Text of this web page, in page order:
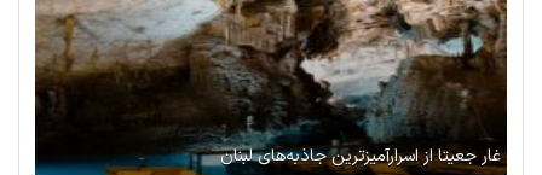
غار جعیتا از اسرارآمیزترین جاذبه‌های لبنان